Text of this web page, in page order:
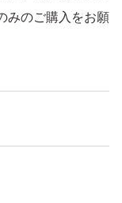
みのご購入をお願